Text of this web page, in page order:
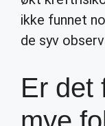
ikke funnet
de syv
Er det